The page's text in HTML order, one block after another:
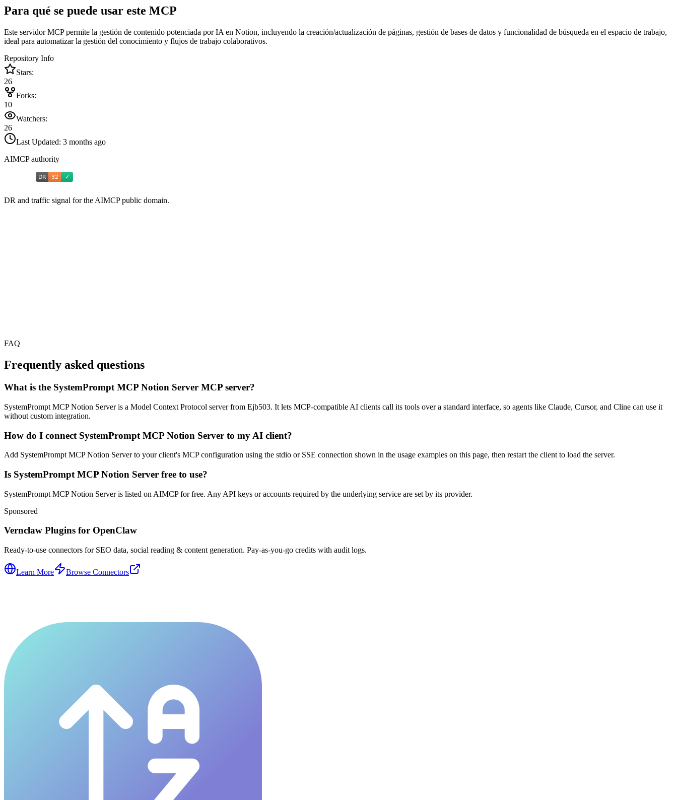
Para qué se puede usar este MCP
Este servidor MCP permite la gestión de contenido potenciada por IA en Notion, incluyendo la creación/actualización de páginas, gestión de bases de datos y funcionalidad de búsqueda en el espacio de trabajo,
ideal para automatizar la gestión del conocimiento y flujos de trabajo colaborativos.
Repository Info
Stars:
26
Forks:
10
Watchers:
26
Last Updated: 3 months ago
AIMCP authority
DR and traffic signal for the AIMCP public domain.
FAQ
Frequently asked questions
What is the SystemPrompt MCP Notion Server MCP server?
SystemPrompt MCP Notion Server is a Model Context Protocol server from Ejb503. It lets MCP-compatible AI clients call its tools over a standard interface, so agents like Claude, Cursor, and Cline can use it
without custom integration.
How do I connect SystemPrompt MCP Notion Server to my AI client?
Add SystemPrompt MCP Notion Server to your client's MCP configuration using the stdio or SSE connection shown in the usage examples on this page, then restart the client to load the server.
Is SystemPrompt MCP Notion Server free to use?
SystemPrompt MCP Notion Server is listed on AIMCP for free. Any API keys or accounts required by the underlying service are set by its provider.
Sponsored
Vernclaw Plugins for OpenClaw
Ready-to-use connectors for SEO data, social reading & content generation. Pay-as-you-go credits with audit logs.
Learn More Browse Connectors